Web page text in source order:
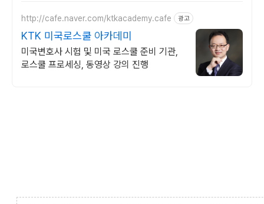
http://cafe.naver.com/ktkacademy.cafe 광고
KTK 미국로스쿨 아카데미
미국변호사 시험 및 미국 로스쿨 준비 기관,
로스쿨 프로세싱, 동영상 강의 진행